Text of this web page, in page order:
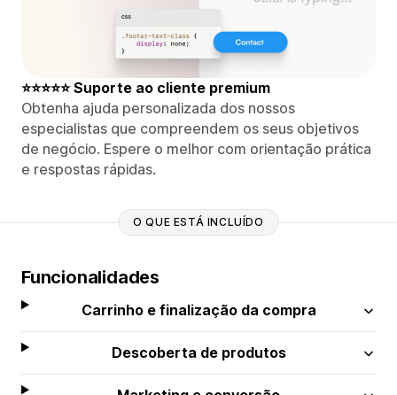
⭐⭐⭐⭐⭐ Suporte ao cliente premium
Obtenha ajuda personalizada dos nossos
especialistas que compreendem os seus objetivos
de negócio. Espere o melhor com orientação prática
e respostas rápidas.
O QUE ESTÁ INCLUÍDO
Funcionalidades
Carrinho e finalização da compra
Descoberta de produtos